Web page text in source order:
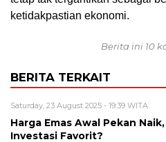
ketidakpastian ekonomi.
Berita ini 10
BERITA TERKAIT
Saturday, 23 August 2025 - 19:39 WITA
Harga Emas Awal Pekan
Investasi Favorit?